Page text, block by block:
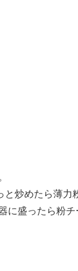
と炒めたら薄
に盛ったら粉